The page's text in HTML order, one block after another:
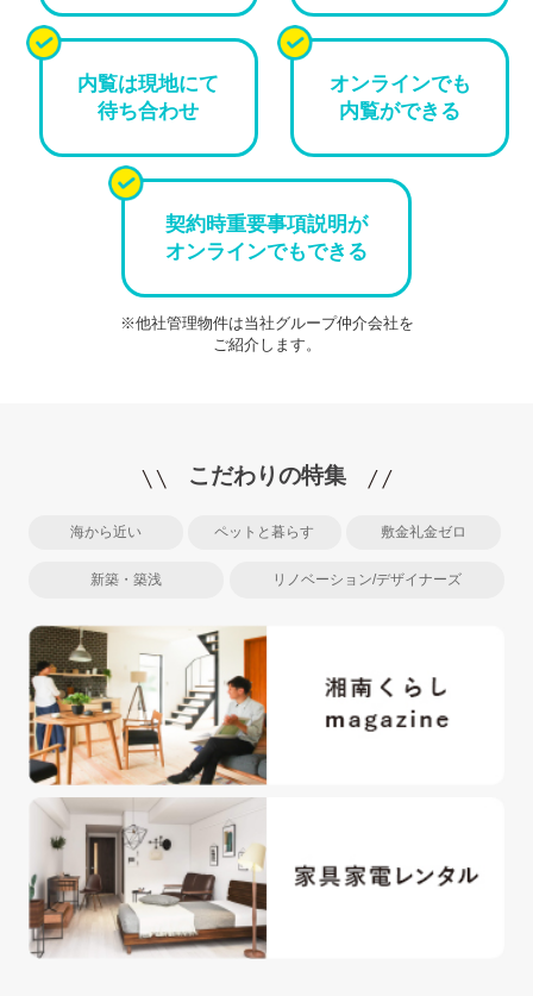
内覧は現地にて
待ち合わせ
オンラインでも
内覧ができる
契約時重要事項説明が
オンラインでもできる
※他社管理物件は当社グループ仲介会社を
ご紹介します。
こだわりの特集
海から近い ペットと暮らす 敷金礼金ゼロ
新築・築浅 リノベーション/デザイナーズ